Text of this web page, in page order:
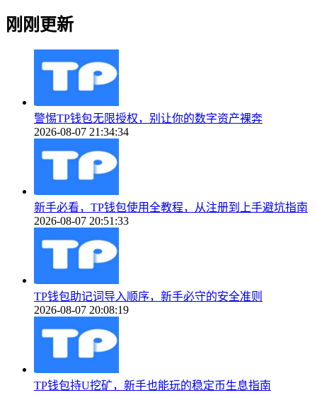
刚刚更新
警惕TP钱包无限授权，别让你的数字资产裸奔
2026-08-07 21:34:34
新手必看，TP钱包使用全教程，从注册到上手避坑指南
2026-08-07 20:51:33
TP钱包助记词导入顺序，新手必守的安全准则
2026-08-07 20:08:19
TP钱包持U挖矿，新手也能玩的稳定币生息指南